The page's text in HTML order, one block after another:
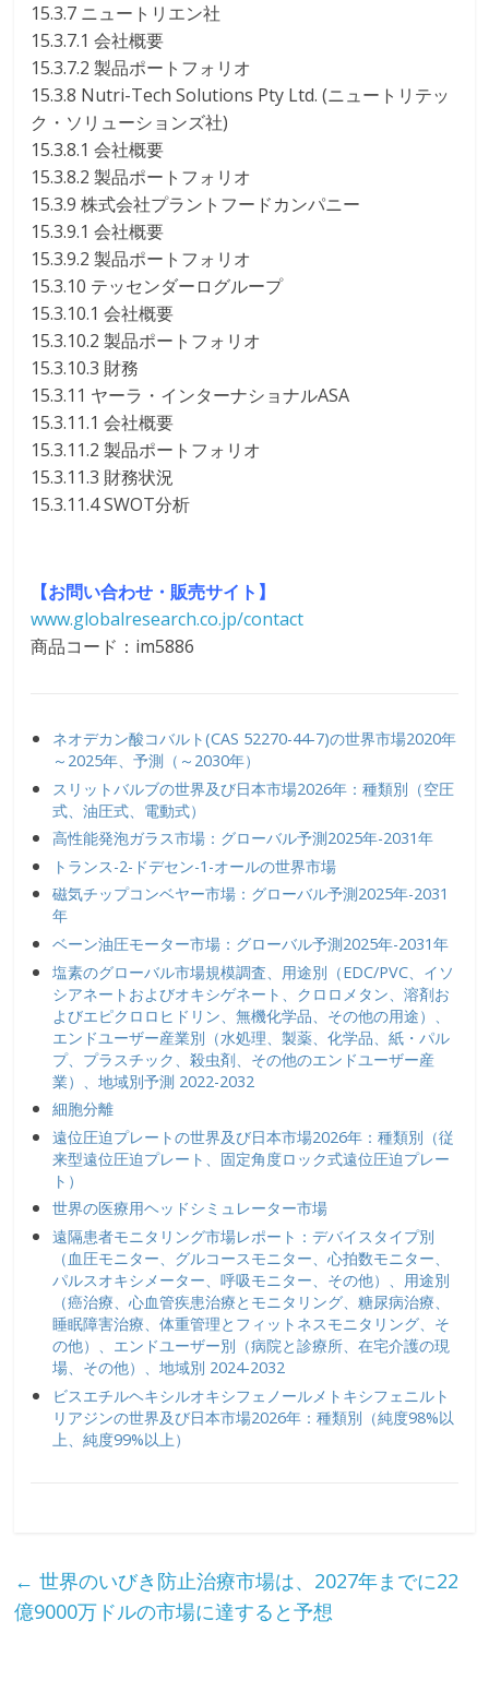
15.3.7 ニュートリエン社
15.3.7.1 会社概要
15.3.7.2 製品ポートフォリオ
15.3.8 Nutri-Tech Solutions Pty Ltd. (ニュートリテッ
ク・ソリューションズ社)
15.3.8.1 会社概要
15.3.8.2 製品ポートフォリオ
15.3.9 株式会社プラントフードカンパニー
15.3.9.1 会社概要
15.3.9.2 製品ポートフォリオ
15.3.10 テッセンダーログループ
15.3.10.1 会社概要
15.3.10.2 製品ポートフォリオ
15.3.10.3 財務
15.3.11 ヤーラ・インターナショナルASA
15.3.11.1 会社概要
15.3.11.2 製品ポートフォリオ
15.3.11.3 財務状況
15.3.11.4 SWOT分析
【お問い合わせ・販売サイト】
www.globalresearch.co.jp/contact
商品コード：im5886
ネオデカン酸コバルト(CAS 52270-44-7)の世界市場2020年
～2025年、予測（～2030年）
スリットバルブの世界及び日本市場2026年：種類別（空圧
式、油圧式、電動式）
高性能発泡ガラス市場：グローバル予測2025年-2031年
トランス-2-ドデセン-1-オールの世界市場
磁気チップコンベヤー市場：グローバル予測2025年-2031
年
ベーン油圧モーター市場：グローバル予測2025年-2031年
塩素のグローバル市場規模調査、用途別（EDC/PVC、イソ
シアネートおよびオキシゲネート、クロロメタン、溶剤お
よびエピクロロヒドリン、無機化学品、その他の用途）、
エンドユーザー産業別（水処理、製薬、化学品、紙・パル
プ、プラスチック、殺虫剤、その他のエンドユーザー産
業）、地域別予測 2022-2032
細胞分離
遠位圧迫プレートの世界及び日本市場2026年：種類別（従
来型遠位圧迫プレート、固定角度ロック式遠位圧迫プレー
ト）
世界の医療用ヘッドシミュレーター市場
遠隔患者モニタリング市場レポート：デバイスタイプ別
（血圧モニター、グルコースモニター、心拍数モニター、
パルスオキシメーター、呼吸モニター、その他）、用途別
（癌治療、心血管疾患治療とモニタリング、糖尿病治療、
睡眠障害治療、体重管理とフィットネスモニタリング、そ
の他）、エンドユーザー別（病院と診療所、在宅介護の現
場、その他）、地域別 2024-2032
ビスエチルヘキシルオキシフェノールメトキシフェニルト
リアジンの世界及び日本市場2026年：種類別（純度98%以
上、純度99%以上）
← 世界のいびき防止治療市場は、2027年までに22
億9000万ドルの市場に達すると予想